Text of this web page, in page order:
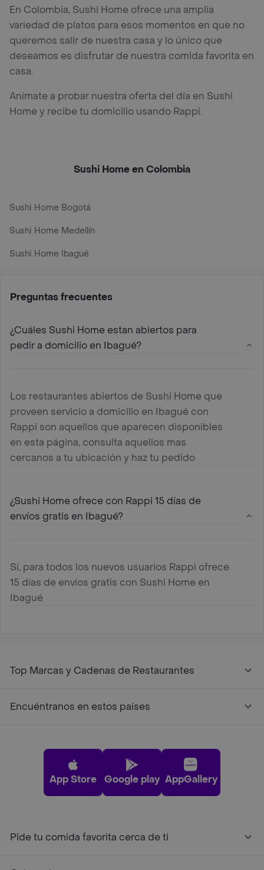
En Colombia, Sushi Home ofrece una amplia
variedad de platos para esos momentos en que no
queremos salir de nuestra casa y lo único que
deseamos es disfrutar de nuestra comida favorita en
casa.
Anímate a probar nuestra oferta del día en Sushi
Home y recibe tu domicilio usando Rappi.
Sushi Home en Colombia
Sushi Home Bogotá
Sushi Home Medellín
Sushi Home Ibagué
Preguntas frecuentes
¿Cuáles Sushi Home estan abiertos para
pedir a domicilio en Ibagué?
Los restaurantes abiertos de Sushi Home que
proveen servicio a domicilio en Ibagué con
Rappi son aquellos que aparecen disponibles
en esta página, consulta aquellos mas
cercanos a tu ubicación y haz tu pedido
¿Sushi Home ofrece con Rappi 15 días de
envíos gratis en Ibagué?
Sí, para todos los nuevos usuarios Rappi ofrece
15 días de envíos gratis con Sushi Home en
Ibagué
Top Marcas y Cadenas de Restaurantes
Encuéntranos en estos países
App Store Google play AppGallery
Pide tu comida favorita cerca de ti